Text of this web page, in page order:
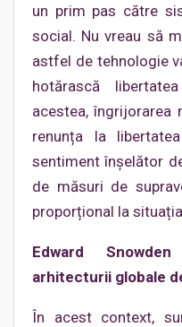
un prim pas către
social. Nu vreau să
astfel de tehnologie
hotărască
acestea, îngrijorarea
renunța la
sentiment înșelător
de măsuri de
proporțional la
Edward
arhitecturii globale
În acest context,